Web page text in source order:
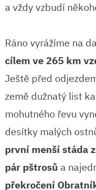
a vždy vzbudí
Ráno vyrážíme na
cílem ve 265 km
Ještě před
země dužnatý list
mohutného řevu
desítky malých
první menší stáda
pár pštrosů a
překročení